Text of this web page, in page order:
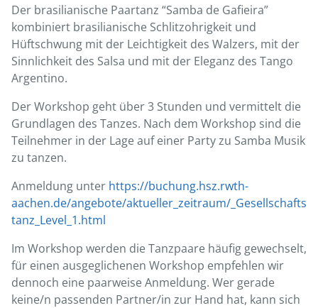
Der brasilianische Paartanz “Samba de Gafieira”
kombiniert brasilianische Schlitzohrigkeit und
Hüftschwung mit der Leichtigkeit des Walzers, mit der
Sinnlichkeit des Salsa und mit der Eleganz des Tango
Argentino.
Der Workshop geht über 3 Stunden und vermittelt die
Grundlagen des Tanzes. Nach dem Workshop sind die
Teilnehmer in der Lage auf einer Party zu Samba Musik
zu tanzen.
Anmeldung unter https://buchung.hsz.rwth-
aachen.de/angebote/aktueller_zeitraum/_Gesellschafts
tanz_Level_1.html
Im Workshop werden die Tanzpaare häufig gewechselt,
für einen ausgeglichenen Workshop empfehlen wir
dennoch eine paarweise Anmeldung. Wer gerade
keine/n passenden Partner/in zur Hand hat, kann sich